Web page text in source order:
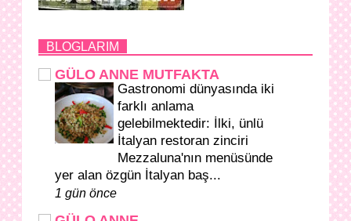
BLOGLARIM
GÜLO ANNE MUTFAKTA
Gastronomi dünyasında iki
farklı anlama
gelebilmektedir: İlki, ünlü
İtalyan restoran zinciri
Mezzaluna'nın menüsünde
yer alan özgün İtalyan baş...
1 gün önce